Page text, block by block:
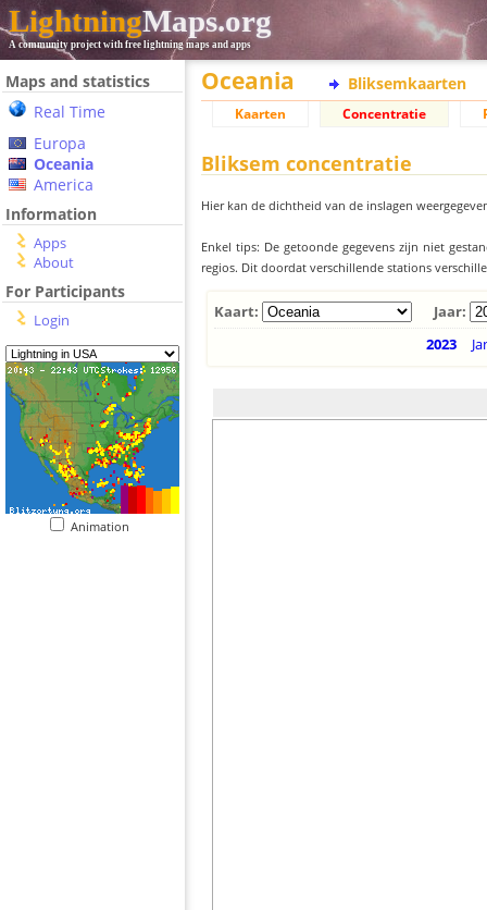
LightningMaps.org
A community project with free lightning maps and apps
Maps and statistics
Real Time
Europa
Oceania
America
Information
Apps
About
For Participants
Login
Animation
Oceania Bliksemkaarten
Kaarten Concentratie
Bliksem concentratie
Hier kan de dichtheid van de inslagen
Enkel tips: De getoonde gegevens zijn niet
regios. Dit doordat verschillende stations
Kaart:
Jaar:
2023